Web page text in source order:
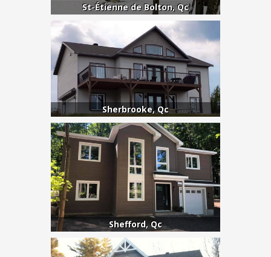
St-Étienne de Bolton, Qc
Sherbrooke, Qc
Shefford, Qc